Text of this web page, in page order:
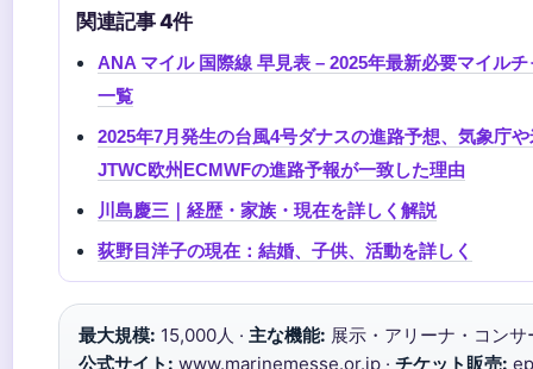
関連記事 4件
ANA マイル 国際線 早見表 – 2025年最新必要マイルチ
一覧
2025年7月発生の台風4号ダナスの進路予想、気象庁
JTWC欧州ECMWFの進路予報が一致した理由
川島慶三｜経歴・家族・現在を詳しく解説
荻野目洋子の現在：結婚、子供、活動を詳しく
最大規模: 15,000人 · 主な機能: 展示・アリーナ・コンサ
公式サイト: www.marinemesse.or.jp · チケット販売: